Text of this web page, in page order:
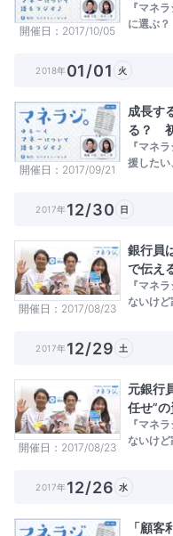
開催日 2017/10/05
『マネ
に選ぶ
2018年01/01 火
開催日 2017/09/21
成長す
る？
『マネ
援したい
2017年12/30 日
開催日 2017/08/23
銀行員
で伝え
『マネ
ないけど
2017年12/29 土
開催日 2017/08/23
元銀行
任せ”
『マネ
ないけど
2017年12/26 水
「顧